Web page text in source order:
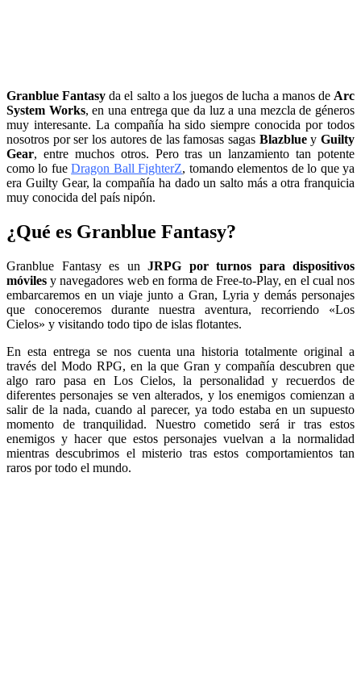
Granblue Fantasy da el salto a los juegos de lucha a manos de Arc
System Works, en una entrega que da luz a una mezcla de géneros
muy interesante. La compañía ha sido siempre conocida por todos
nosotros por ser los autores de las famosas sagas Blazbluey Guilty
Gear, entre muchos otros. Pero tras un lanzamiento tan potente
como lo fueDragon Ball FighterZ, tomando elementos de lo que ya
era Guilty Gear, la compañía ha dado un salto más a otra franquicia
muy conocida del país nipón.
¿Qué es Granblue Fantasy?
Granblue Fantasy es un JRPG por turnos para dispositivos
móviles y navegadores web en forma de Free-to-Play, en el cual nos
embarcaremos en un viaje junto a Gran, Lyria y demás personajes
que conoceremos durante nuestra aventura, recorriendo «Los
Cielos» y visitando todo tipo de islas flotantes.
En esta entrega se nos cuenta una historia totalmente original a
través del Modo RPG, en la que Gran y compañía descubren que
algo raro pasa en Los Cielos, la personalidad y recuerdos de
diferentes personajes se ven alterados, y los enemigos comienzan a
salir de la nada, cuando al parecer, ya todo estaba en un supuesto
momento de tranquilidad. Nuestro cometido será ir tras estos
enemigos y hacer que estos personajes vuelvan a la normalidad
mientras descubrimos el misterio tras estos comportamientos tan
raros por todo el mundo.